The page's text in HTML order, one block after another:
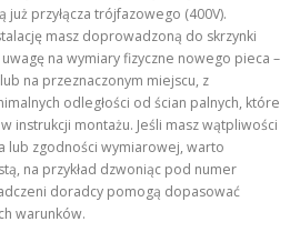
już przyłącza trójfazowego (400V).
masz doprowadzoną do skrzynki
na wymiary fizyczne nowego pieca –
na przeznaczonym miejscu, z
odległości od ścian palnych, które
instrukcji montażu. Jeśli masz wątpliwości
lub zgodności wymiarowej, warto
na przykład dzwoniąc pod numer
doradcy pomogą dopasować
warunków.